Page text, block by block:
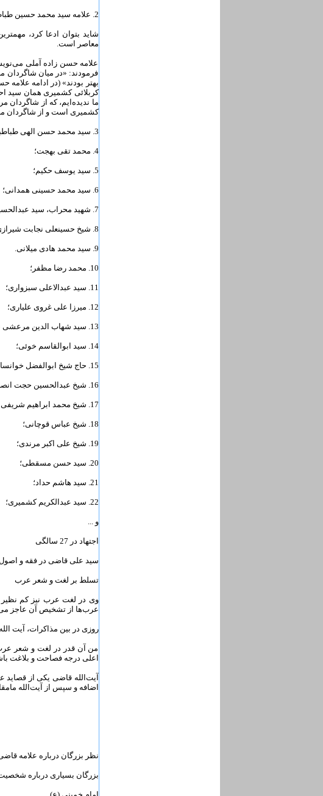
2. علامه سید محمد حسین طباطبایی نویسنده تفسیر المیزان؛
شاید بتوان ادعا کرد،
معاصر است.
علامه حسن زاده آملی
فرمودند: «در میان شاگردان
بهتر بودند» (در ادامه
کربلائى کشمیرى همان سید
ما ندیده‌‏ایم، که از شاگردان
کشمیرى است و از شاگردان
3. سید محمد حسن الهی طباطبایی؛ برادر علامه طباطبایی
4. محمد تقی بهجت؛
5. سید یوسف حکیم؛
6. سید محمد حسینی همدانی؛
7. شهید محراب، سید عبدالحسین دستغیب شیرازی؛
8. شیخ حسینعلی نجابت شیرازی؛
9. سید محمد هادی میلانی.
10. محمد رضا مظفر؛
11. سید عبدالاعلی سبزواری؛
12. میرزا علی غروی علیاری؛
13. سید شهاب الدین مرعشی نجفی؛
14. سید ابوالقاسم خوئی؛
15. حاج شیخ ابوالفضل خوانساری؛
16. شیخ عبدالحسین حجت انصاری؛
17. شیخ محمد ابراهیم شریفی زابلی؛
18. شیخ عباس قوچانی؛
19. شیخ علی اکبر مرندی؛
20. سید حسن مسقطی؛
21. سید هاشم حداد؛
22. سید عبدالکریم کشمیری؛
و ...
اجتهاد در 27 سالگی
سید علی قاضی در فقه و اصول نیز مجتهد
تسلط بر لغت و شعر عرب
وی در لغت عرب نیز کم
عرب‌ها از تشخیص آن عاجز
روزی در بین مذاکرات، آیت
من آن قدر در لغت و شعر
اعلی درجه فصاحت و بلاغت
آیت‌الله قاضی یکی از قصاید
اضافه و سپس از آیت‌الله
نظر بزرگان درباره علامه
بزرگان بسیاری درباره